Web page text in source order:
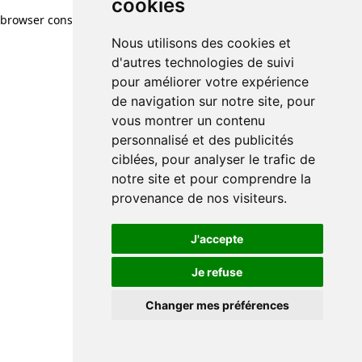
cookies
Nous utilisons des cookies et
d'autres technologies de suivi
pour améliorer votre expérience
de navigation sur notre site, pour
vous montrer un contenu
personnalisé et des publicités
ciblées, pour analyser le trafic de
notre site et pour comprendre la
provenance de nos visiteurs.
J'accepte
Je refuse
Changer mes préférences
browser console for more information)